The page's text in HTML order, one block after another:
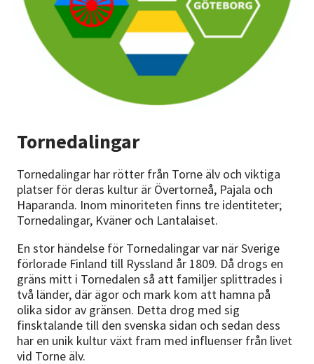
Nyheter
Avdelningar
Tornedalingar
Tornedalingar har rötter från Torne älv och viktiga
platser för deras kultur är Övertorneå, Pajala och
Haparanda. Inom minoriteten finns tre identiteter;
Tornedalingar, Kväner och Lantalaiset.
En stor händelse för Tornedalingar var när Sverige
förlorade Finland till Ryssland år 1809. Då drogs en
gräns mitt i Tornedalen så att familjer splittrades i
två länder, där ägor och mark kom att hamna på
olika sidor av gränsen. Detta drog med sig
finsktalande till den svenska sidan och sedan dess
har en unik kultur växt fram med influenser från livet
vid Torne älv.